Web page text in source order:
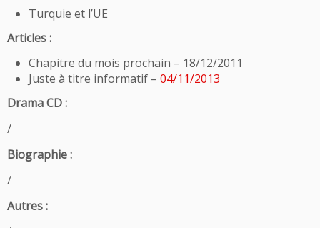
Turquie et l’UE
Articles :
Chapitre du mois prochain – 18/12/2011
Juste à titre informatif – 04/11/2013
Drama CD :
/
Biographie :
/
Autres :